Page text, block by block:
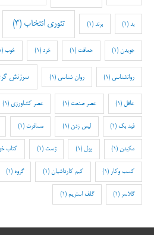
بد(1) برند (1) تئوری انتخاب (3)
جویدن (1) حماقت (1) خرد (1) خوب(1)
روانشناسی (1) روان شناسی (1) سرزنش
عاقل (1) عصر صنعت (1) عصر کشاورزی (1)
فید بک(1) لیس زدن (1) مسافرت (1)
مکیدن (1) پول (1) ژست (1) کتاب
کسب وکار (1) کیم کارداشیان (1) گروه (1)
گلاسر (1) گلف استریم (1)